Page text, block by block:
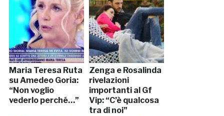
Maria Teresa Ruta
su Amedeo Goria:
“Non voglio
vederlo perché…”
Zenga e Rosalinda
rivelazioni
importanti al Gf
Vip: “C’è qualcosa
tra di noi”